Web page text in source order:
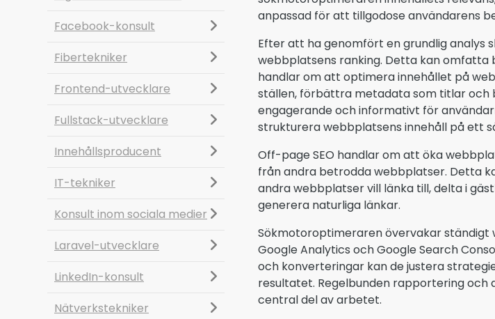
Facebook-konsult
Fibertekniker
Frontend-utvecklare
Fullstack-utvecklare
Innehållsproducent
IT-tekniker
Konsult inom sociala medier
Laravel-utvecklare
LinkedIn-konsult
Nätverkstekniker
anpassad för att tillgodose användarens
Efter att ha genomfört en grundlig
webbplatsens ranking. Detta kan omfatta
handlar om att optimera innehållet på
ställen, förbättra metadata som titlar och
engagerande och informativt för
strukturera webbplatsens innehåll på ett
Off-page SEO handlar om att öka
från andra betrodda webbplatser. Detta
andra webbplatser vill länka till, delta i
generera naturliga länkar.
Sökmotoroptimeraren övervakar
Google Analytics och Google Search
och konverteringar kan de justera
resultatet. Regelbunden rapportering och
central del av arbetet.